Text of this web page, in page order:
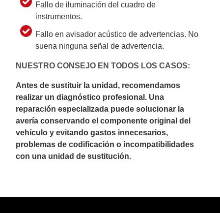
Fallo de iluminación del cuadro de
instrumentos.
Fallo en avisador acústico de advertencias. No
suena ninguna señal de advertencia.
NUESTRO CONSEJO EN TODOS LOS CASOS:
Antes de sustituir la unidad, recomendamos
realizar un diagnóstico profesional. Una
reparación especializada puede solucionar la
avería conservando el componente original del
vehículo y evitando gastos innecesarios,
problemas de codificación o incompatibilidades
con una unidad de sustitución.